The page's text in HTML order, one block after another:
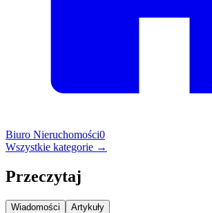
Biuro Nieruchomości0
Wszystkie kategorie →
Przeczytaj
Wiadomości Artykuły